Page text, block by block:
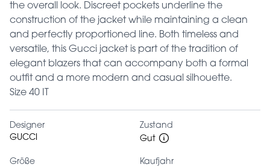
the overall look. Discreet pockets underline the
construction of the jacket while maintaining a clean
and perfectly proportioned line. Both timeless and
versatile, this Gucci jacket is part of the tradition of
elegant blazers that can accompany both a formal
outfit and a more modern and casual silhouette.
Size 40 IT
Designer
GUCCI
Zustand
Gut
Größe
Kaufjahr